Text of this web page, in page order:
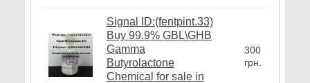
Signal ID:(fentpint.33)
Buy 99.9% GBL\GHB
Gamma
Butyrolactone
Chemical for sale in
300
грн.